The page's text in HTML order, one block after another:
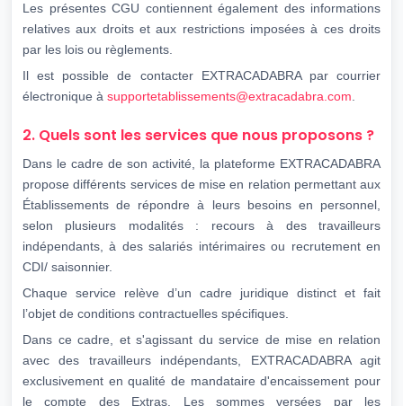
Les présentes CGU contiennent également des informations
relatives aux droits et aux restrictions imposées à ces droits
par les lois ou règlements.
Il est possible de contacter EXTRACADABRA par courrier
électronique à supportetablissements@extracadabra.com
2. Quels sont les services que nous proposons ?
Dans le cadre de son activité, la plateforme EXTRACADABRA
propose différents services de mise en relation permettant aux
Établissements de répondre à leurs besoins en personnel,
selon plusieurs modalités : recours à des travailleurs
indépendants, à des salariés intérimaires ou recrutement en
CDI/ saisonnier.
Chaque service relève d’un cadre juridique distinct et fait
l’objet de conditions contractuelles spécifiques.
Dans ce cadre, et s'agissant du service de mise en relation
avec des travailleurs indépendants, EXTRACADABRA agit
exclusivement en qualité de mandataire d'encaissement pour
le compte des Extras. Les sommes versées par les